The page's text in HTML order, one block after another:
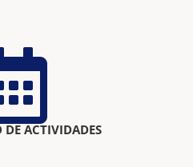
DE ACTIVIDADES